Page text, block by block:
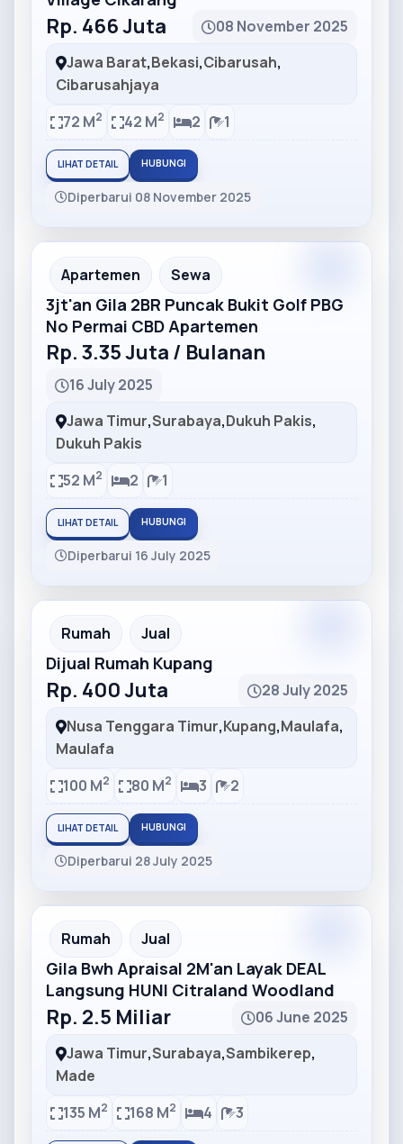
Rp. 466 Juta
08 November 2025
Jawa Barat,Bekasi,Cibarusah,
Cibarusahjaya
72 M2 42 M2 2 1
LIHAT DETAIL HUBUNGI
Diperbarui 08 November 2025
Partner Ad
Apartemen Sewa
3jt'an Gila 2BR Puncak Bukit Golf PBG
No Permai CBD Apartemen
Rp. 3.35 Juta / Bulanan
16 July 2025
Jawa Timur,Surabaya,Dukuh Pakis,
Dukuh Pakis
52 M2 2 1
LIHAT DETAIL HUBUNGI
Diperbarui 16 July 2025
Partner Ad
Rumah Jual
Dijual Rumah Kupang
Rp. 400 Juta
28 July 2025
Nusa Tenggara Timur,Kupang,Maulafa,
Maulafa
100 M2 80 M2 3 2
LIHAT DETAIL HUBUNGI
Diperbarui 28 July 2025
Partner Ad
Rumah Jual
Gila Bwh Apraisal 2M'an Layak DEAL
Langsung HUNI Citraland Woodland
Rp. 2.5 Miliar
06 June 2025
Jawa Timur,Surabaya,Sambikerep,
Made
135 M2 168 M2 4 3